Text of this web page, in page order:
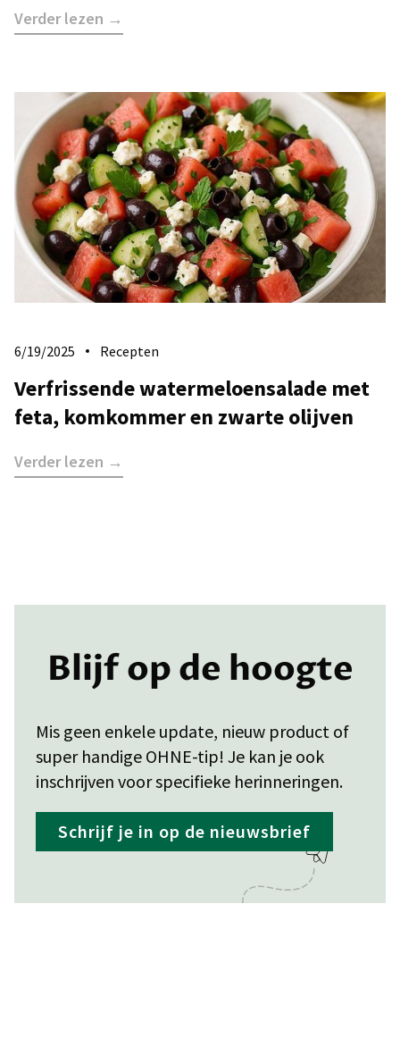
Verder lezen →
6/19/2025 Recepten
Verfrissende watermeloensalade met
feta, komkommer en zwarte olijven
Verder lezen →
Blijf op de hoogte
Mis geen enkele update, nieuw product of
super handige OHNE-tip! Je kan je ook
inschrijven voor specifieke herinneringen.
Schrijf je in op de nieuwsbrief